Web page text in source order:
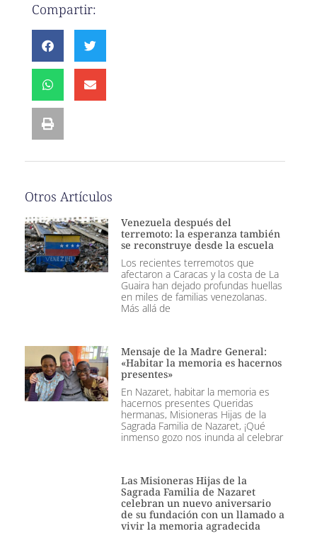
Compartir:
Otros Artículos
Venezuela después del
terremoto: la esperanza también
se reconstruye desde la escuela
Los recientes terremotos que
afectaron a Caracas y la costa de La
Guaira han dejado profundas huellas
en miles de familias venezolanas.
Más allá de
Mensaje de la Madre General:
«Habitar la memoria es hacernos
presentes»
En Nazaret, habitar la memoria es
hacernos presentes Queridas
hermanas, Misioneras Hijas de la
Sagrada Familia de Nazaret, ¡Qué
inmenso gozo nos inunda al celebrar
Las Misioneras Hijas de la
Sagrada Familia de Nazaret
celebran un nuevo aniversario
de su fundación con un llamado a
vivir la memoria agradecida